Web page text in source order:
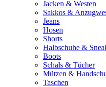
Jacken & Westen
Sakkos &
Jeans
Hosen
Shorts
Halbschuhe &
Boots
Schals & Tücher
Mützen &
Taschen